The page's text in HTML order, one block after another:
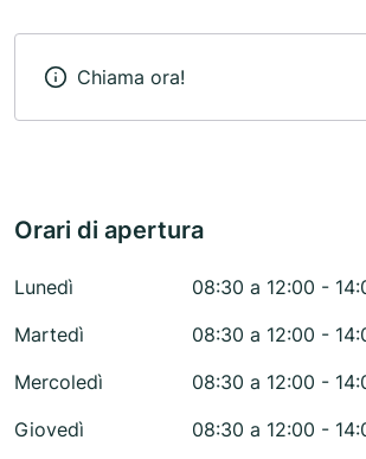
Chiama ora!
Orari di apertura
Lunedì
08:30 a 12:00 -
Martedì
08:30 a 12:00 -
Mercoledì
08:30 a 12:00 -
Giovedì
08:30 a 12:00 -